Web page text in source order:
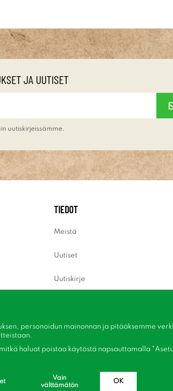
JA UUTISET
uutiskirjeissämme.
TIEDOT
Meistä
Uutiset
Uutiskirje
Inspiraatiota
personoidun mainonnan ja pitääksemme
haluat poistaa käytöstä napsauttamalla
Vain
välttämätön
OK